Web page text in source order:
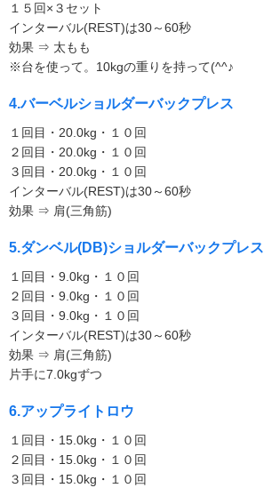
１５回×３セット
インターバル(REST)は30～60秒
効果 ⇒ 太もも
※台を使って。10kgの重りを持って(^^♪
4.バーベルショルダーバックプレス
１回目・20.0kg・１０回
２回目・20.0kg・１０回
３回目・20.0kg・１０回
インターバル(REST)は30～60秒
効果 ⇒ 肩(三角筋)
5.ダンベル(DB)ショルダーバックプレス
１回目・9.0kg・１０回
２回目・9.0kg・１０回
３回目・9.0kg・１０回
インターバル(REST)は30～60秒
効果 ⇒ 肩(三角筋)
片手に7.0kgずつ
6.アップライトロウ
１回目・15.0kg・１０回
２回目・15.0kg・１０回
３回目・15.0kg・１０回